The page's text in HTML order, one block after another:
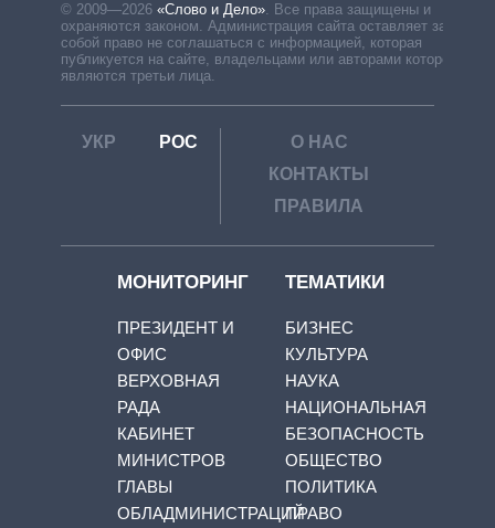
© 2009—2026 «Слово и Дело». Все права защищены и
охраняются законом. Администрация сайта оставляет за
собой право не соглашаться с информацией, которая
публикуется на сайте, владельцами или авторами которой
являются третьи лица.
УКР РОС
О НАС
КОНТАКТЫ
ПРАВИЛА
МОНИТОРИНГ
ПРЕЗИДЕНТ И
ОФИС
ВЕРХОВНАЯ
РАДА
КАБИНЕТ
МИНИСТРОВ
ГЛАВЫ
ОБЛАДМИНИСТРАЦИЙ
ТЕМАТИКИ
БИЗНЕС
КУЛЬТУРА
НАУКА
НАЦИОНАЛЬНАЯ
БЕЗОПАСНОСТЬ
ОБЩЕСТВО
ПОЛИТИКА
ПРАВО